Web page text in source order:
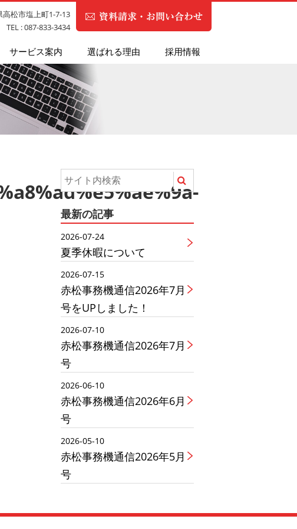
サービス案内 選ばれる理由 採用情報
高松市塩上町1-7-13
TEL : 087-833-3434
最新の記事
2026-07-24
夏季休暇について
2026-07-15
赤松事務機通信2026年7月
号をUPしました！
2026-07-10
赤松事務機通信2026年7月
号
2026-06-10
赤松事務機通信2026年6月
号
2026-05-10
赤松事務機通信2026年5月
号